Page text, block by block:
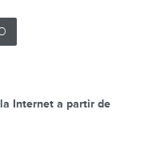
Internet a partir de